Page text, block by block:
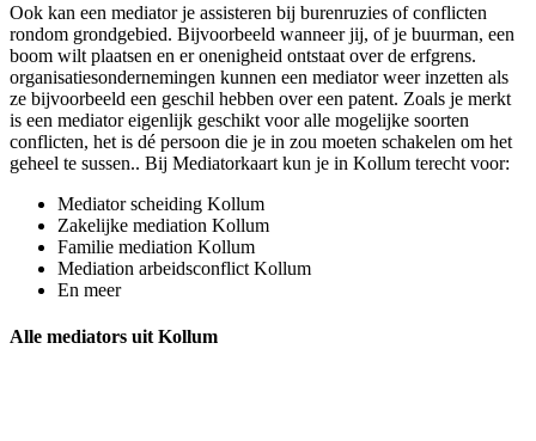
Ook kan een mediator je assisteren bij burenruzies of conflicten
rondom grondgebied. Bijvoorbeeld wanneer jij, of je buurman, een
boom wilt plaatsen en er onenigheid ontstaat over de erfgrens.
organisatiesondernemingen kunnen een mediator weer inzetten als
ze bijvoorbeeld een geschil hebben over een patent. Zoals je merkt
is een mediator eigenlijk geschikt voor alle mogelijke soorten
conflicten, het is dé persoon die je in zou moeten schakelen om het
geheel te sussen.. Bij Mediatorkaart kun je in Kollum terecht voor:
Mediator scheiding Kollum
Zakelijke mediation Kollum
Familie mediation Kollum
Mediation arbeidsconflict Kollum
En meer
Alle mediators uit Kollum